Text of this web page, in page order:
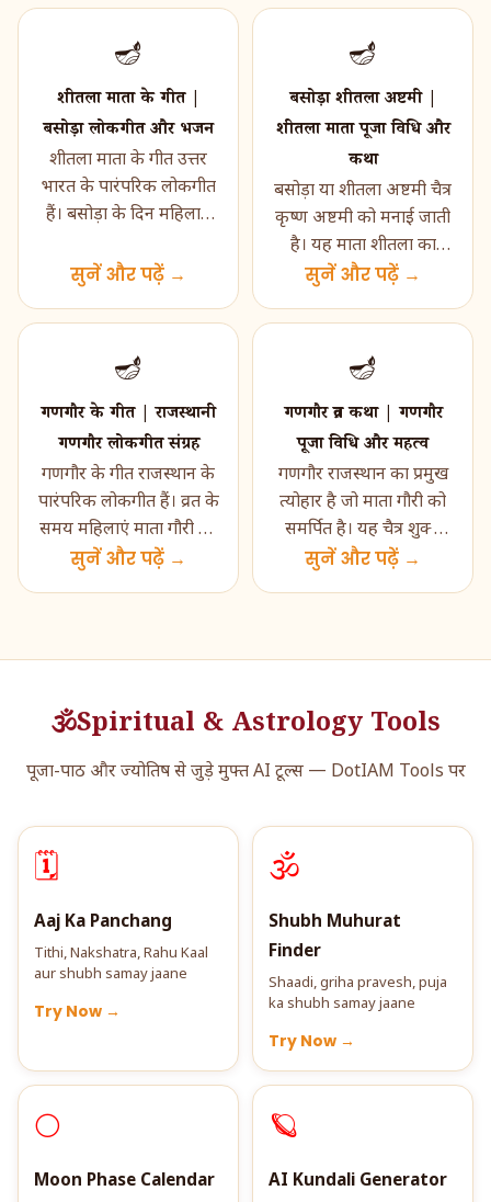
🪔
शीतला माता के गीत |
बसोड़ा लोकगीत और भजन
शीतला माता के गीत उत्तर
भारत के पारंपरिक लोकगीत
हैं। बसोड़ा के दिन महिलाएं
गीत गाती हैं। य�...
सुनें और पढ़ें →
🪔
बसोड़ा शीतला अष्टमी |
शीतला माता पूजा विधि और
कथा
बसोड़ा या शीतला अष्टमी चैत्र
कृष्ण अष्टमी को मनाई जाती
है। यह माता शीतला का
त्योहार है। एक दिन पहले
सुनें और पढ़ें →
🪔
गणगौर के गीत | राजस्थानी
गणगौर लोकगीत संग्रह
गणगौर के गीत राजस्थान के
पारंपरिक लोकगीत हैं। व्रत के
समय महिलाएं माता गौरी की
पूजा करते हुए ये गीत गाती
सुनें और पढ़ें →
🪔
गणगौर व्रत कथा | गणगौर
पूजा विधि और महत्व
गणगौर राजस्थान का प्रमुख
त्योहार है जो माता गौरी को
समर्पित है। यह चैत्र शुक्ल
तृतीया को मनाया जाता है।
सुनें और पढ़ें →
🕉️Spiritual & Astrology Tools
पूजा-पाठ और ज्योतिष से जुड़े मुफ्त AI टूल्स — DotIAM Tools पर
🗓️
Aaj Ka Panchang
Tithi, Nakshatra, Rahu Kaal
aur shubh samay jaane
Try Now →
🕉️
Shubh Muhurat
Finder
Shaadi, griha pravesh, puja
ka shubh samay jaane
Try Now →
🌕
Moon Phase Calendar
🪐
AI Kundali Generator